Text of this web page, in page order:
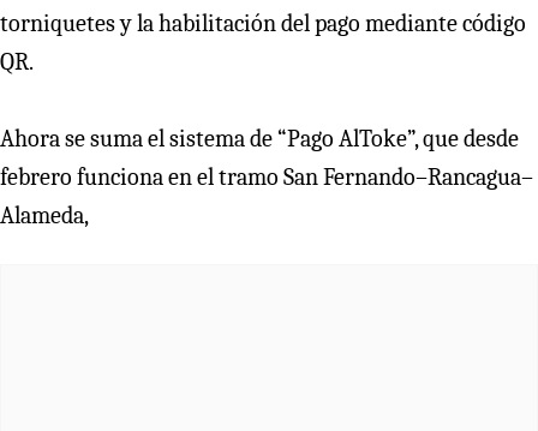
torniquetes y la habilitación del pago mediante código
QR.
Ahora se suma el sistema de “Pago AlToke”, que desde
febrero funciona en el tramo San Fernando–Rancagua–
Alameda,